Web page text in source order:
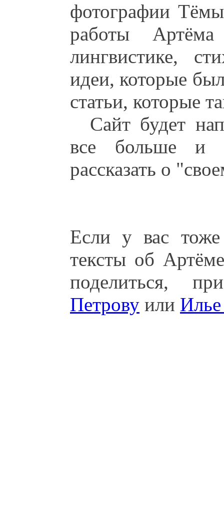
фотографии
работы Артёма
лингвистике,
идеи, которые
статьи, которые
Сайт будет
все больше и
рассказать о
Если у вас
тексты об
поделиться,
Петрову или